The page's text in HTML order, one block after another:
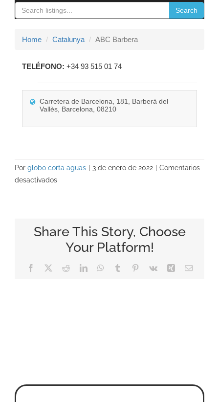
Contacto
navigation
Search
Home Catalunya ABC Barbera
TELÉFONO: +34 93 515 01 74
Carretera de Barcelona, 181, Barberà del
Vallès, Barcelona, 08210
Por globo corta aguas 3 de enero de 2022
Comentarios
desactivadosen
ABC
Share This Story, Choose
Your Platform!
Facebook RedditLinkedInWhatsApp
Tumblr Pinterest
Vk Xing Correo